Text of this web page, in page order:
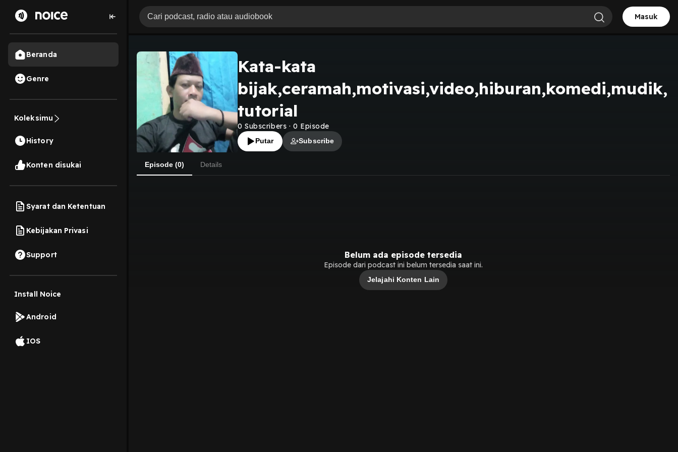
Beranda
Genre
Koleksimu
History
Konten disukai
Syarat dan Ketentuan
Kebijakan Privasi
Support
Install Noice
Android
IOS
Masuk
Kata-kata
bijak,ceramah,motivasi,video,hiburan,komedi,mudik,
tutorial
0 Subscribers · 0 Episode
Putar Subscribe
Episode (0) Details
Belum ada episode tersedia
Episode dari podcast ini belum tersedia saat ini.
Jelajahi Konten Lain